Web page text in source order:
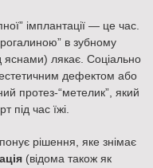
імплантації — це час.
в зубному
яснами) лякає. Соціально
дефектом або
протез-“метелик”, який
під час їжі.
рішення, яке знімає
(відома також як